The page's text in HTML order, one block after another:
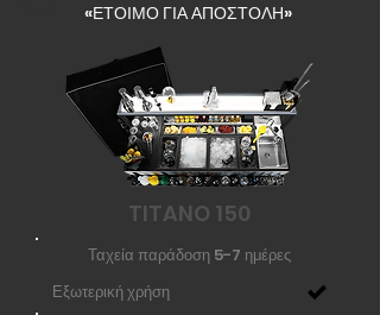
«ΕΤΟΙΜΟ ΓΙΑ ΑΠΟΣΤΟΛΗ»
TITANO 150
Ταχεία παράδοση 5-7 ημέρες
Εξωτερική χρήση